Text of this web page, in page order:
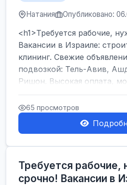
Натания Опубликовано:
<h1>Требуется рабочие,
Вакансии в Израиле:
клининг. Свежие
подвозкой: Тель-Авив,
Ришон. Высокая оплата,
</h1><br />
... 65 просмотров
Требуется рабочие,
срочно! Вакансии в